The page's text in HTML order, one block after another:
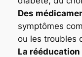
Des
symptômes
ou les troubles
La rééducation